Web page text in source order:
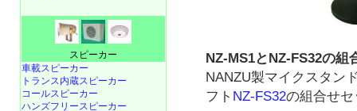
NZ-MS1とNZ-FS32の組
NANZU製マイクスタン
フト NZ-FS32の組合せ
スピーカー
車載スピーカー
トランス内蔵スピーカー
コールスピーカー
ハンズフリースピーカー